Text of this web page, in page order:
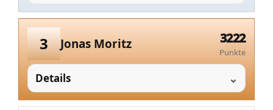
3 Jonas Moritz 3222
Punkte
Details